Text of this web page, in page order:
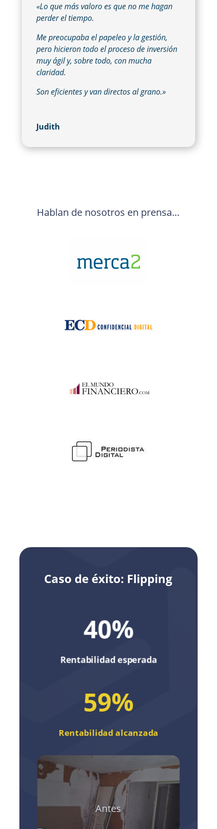
«Lo que más valoro es que no me hagan
perder el tiempo.
Me preocupaba el papeleo y la gestión,
pero hicieron todo el proceso de inversión
muy ágil y, sobre todo, con mucha
claridad.
Son eficientes y van directos al grano.»
Judith
Hablan de nosotros en prensa…
Caso de éxito: Flipping
40%
Rentabilidad esperada
59%
Rentabilidad alcanzada
Antes